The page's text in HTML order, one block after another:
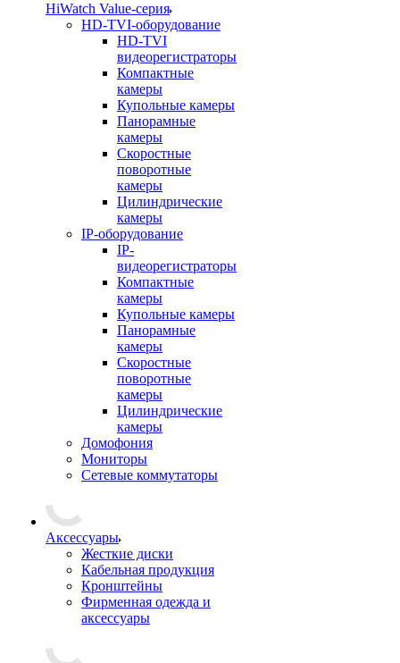
HiWatch Value-серия
HD-TVI-оборудование
HD-TVI
видеорегистраторы
Компактные
камеры
Купольные камеры
Панорамные
камеры
Скоростные
поворотные
камеры
Цилиндрические
камеры
IP-оборудование
IP-
видеорегистраторы
Компактные
камеры
Купольные камеры
Панорамные
камеры
Скоростные
поворотные
камеры
Цилиндрические
камеры
Домофония
Мониторы
Сетевые коммутаторы
Аксессуары
Жесткие диски
Кабельная продукция
Кронштейны
Фирменная одежда и
аксессуары